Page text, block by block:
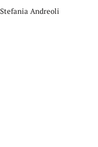
Stefania Andreoli